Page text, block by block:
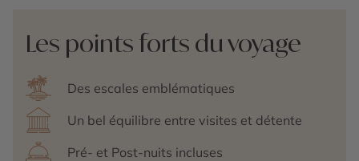
Les points forts du voyage
Des escales emblématiques
Un bel équilibre entre visites et détente
Pré- et Post-nuits incluses